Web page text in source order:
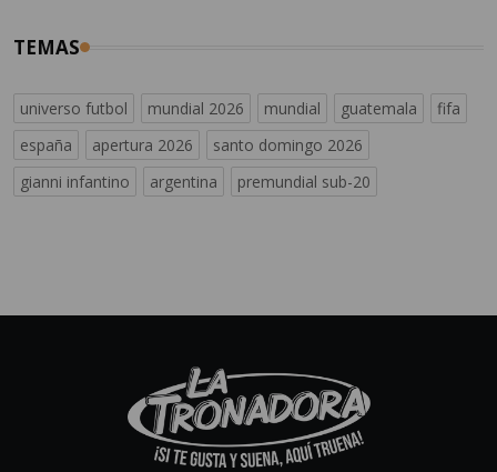
TEMAS
universo futbol mundial 2026 mundial guatemala
fifa
españa
apertura 2026
santo domingo 2026
gianni infantino
argentina premundial sub-20